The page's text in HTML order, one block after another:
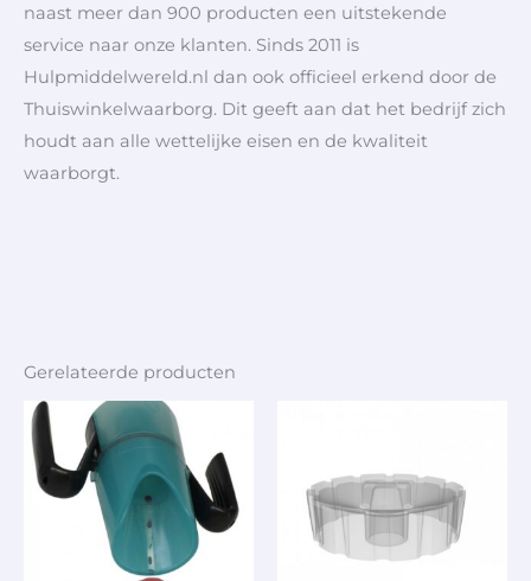
naast meer dan 900 producten een uitstekende
service naar onze klanten. Sinds 2011 is
Hulpmiddelwereld.nl dan ook officieel erkend door de
Thuiswinkelwaarborg. Dit geeft aan dat het bedrijf zich
houdt aan alle wettelijke eisen en de kwaliteit
waarborgt.
Gerelateerde producten